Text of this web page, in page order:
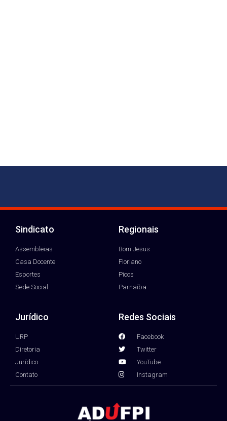
Sindicato
Assembleias
Casa Docente
Esportes
Sede Social
Regionais
Bom Jesus
Floriano
Picos
Parnaíba
Jurídico
URP
Diretoria
Jurídico
Contato
Redes Sociais
Facebook
Twitter
YouTube
Instagram